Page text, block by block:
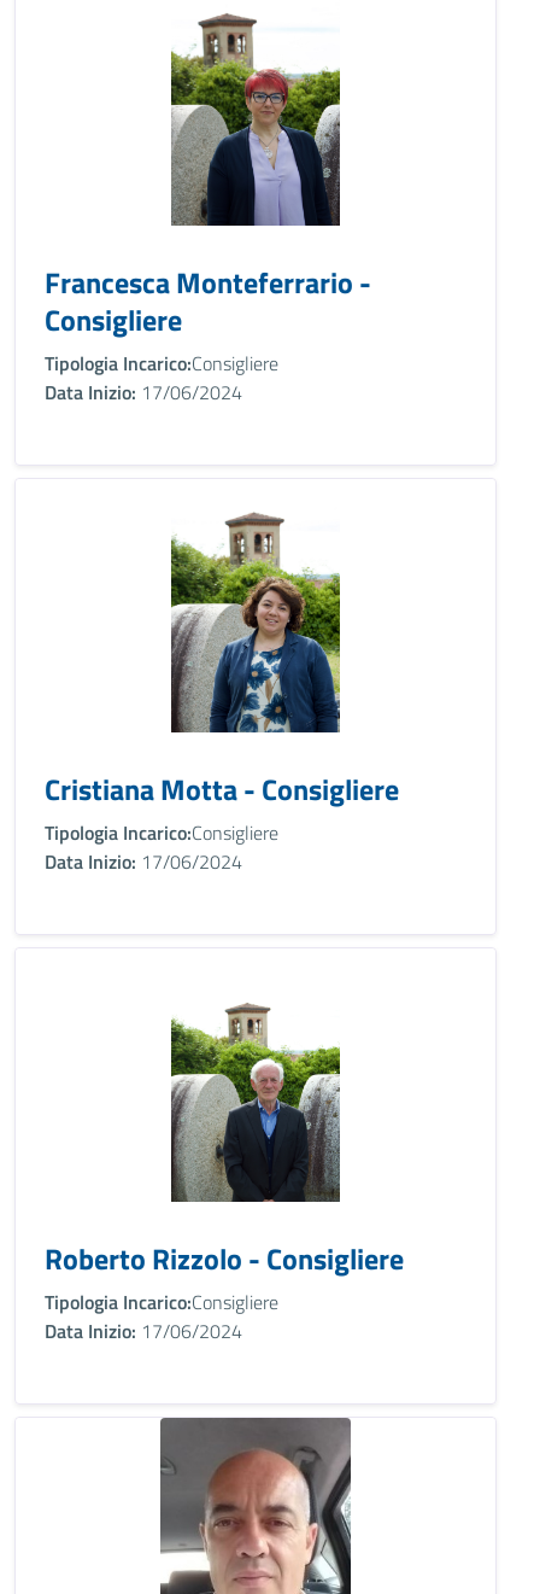
Francesca Monteferrario -
Consigliere
Tipologia Incarico:Consigliere
Data Inizio: 17/06/2024
Cristiana Motta - Consigliere
Tipologia Incarico:Consigliere
Data Inizio: 17/06/2024
Roberto Rizzolo - Consigliere
Tipologia Incarico:Consigliere
Data Inizio: 17/06/2024